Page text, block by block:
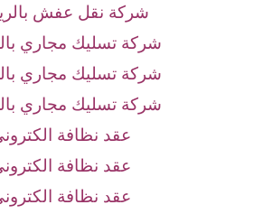
شركة نقل عفش
شركة تسليك مجاري
شركة تسليك مجاري
شركة تسليك مجاري
عقد نظافة
عقد نظافة
عقد نظافة